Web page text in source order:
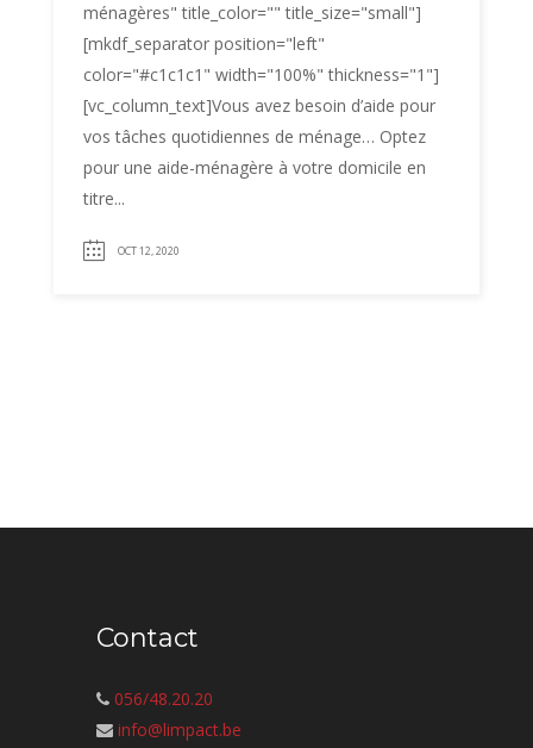
ménagères" title_color="" title_size="small"]
[mkdf_separator position="left"
color="#c1c1c1" width="100%" thickness="1"]
[vc_column_text]Vous avez besoin d’aide pour
vos tâches quotidiennes de ménage… Optez
pour une aide-ménagère à votre domicile en
titre...
OCT 12, 2020
Contact
056/48.20.20
info@limpact.be